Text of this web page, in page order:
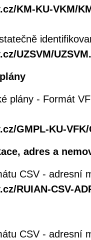
KM-KU-VKM/
UZSVM/
plány - Formát
GMPL-KU-
adres a
CSV - adresní
RUIAN-CSV-
CSV - adresní